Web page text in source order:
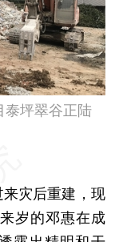
泰坪翠谷正陆
灾后重建，现
岁的邓惠在成